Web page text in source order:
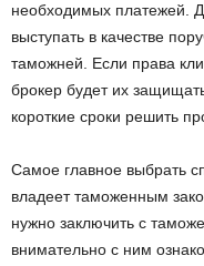
необходимых платежей.
выступать в качестве
таможней. Если права
брокер будет их
короткие сроки решить
Самое главное выбрать
владеет таможенным
нужно заключить с
внимательно с ним